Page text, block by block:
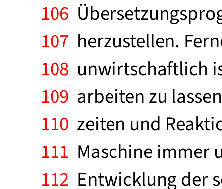
106
107 herzustellen.
108 unwirtschaftlich
109 arbeiten zu
110 zeiten und
111 Maschine immer
112 Entwicklung der